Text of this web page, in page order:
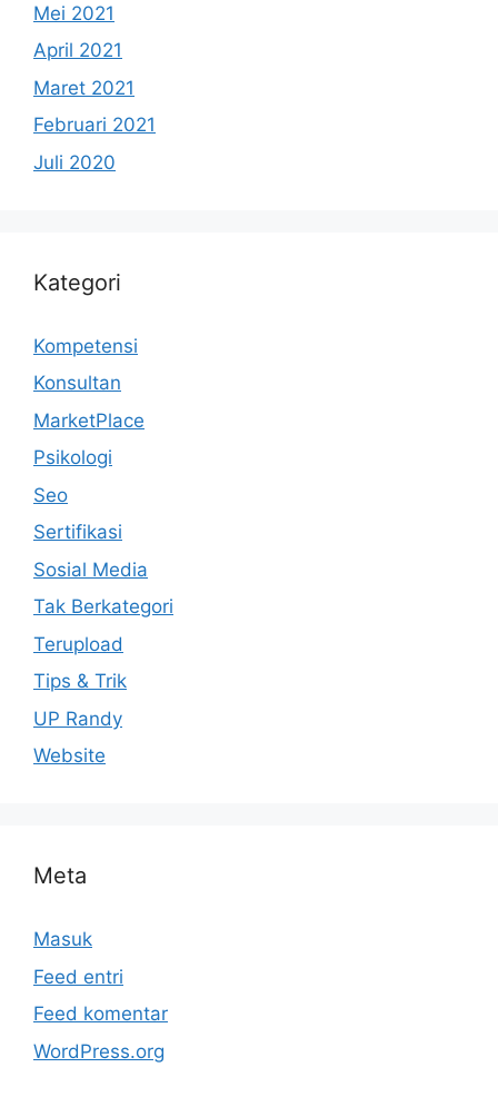
Mei 2021
April 2021
Maret 2021
Februari 2021
Juli 2020
Kategori
Kompetensi
Konsultan
MarketPlace
Psikologi
Seo
Sertifikasi
Sosial Media
Tak Berkategori
Terupload
Tips & Trik
UP Randy
Website
Meta
Masuk
Feed entri
Feed komentar
WordPress.org